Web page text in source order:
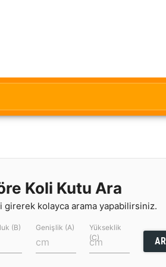
Koli Kutu Ara
girerek kolayca arama yapabilirsiniz.
(B) Genişlik (A)
Yükseklik
(C)